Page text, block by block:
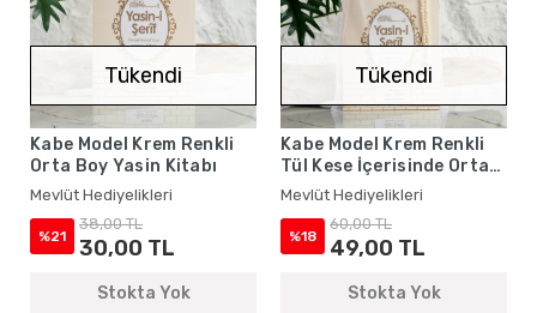
Tükendi
Kabe Model Krem Renkli
Orta Boy Yasin Kitabı
Mevlüt Hediyelikleri
%21
38,00 TL
30,00 TL
Stokta Yok
Tükendi
Kabe Model Krem Renkli
Tül Kese İçerisinde Orta
Boy Yasin Kitabı ve İnci
Tesbih - Mevlüt
Hediyelikleri
Mevlüt Hediyelikleri
%18
60,00 TL
49,00 TL
Stokta Yok